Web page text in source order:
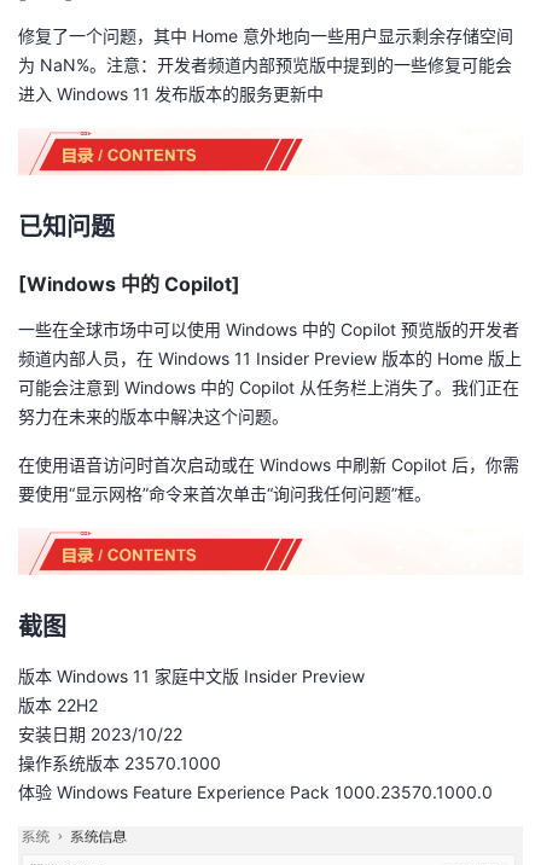
修复了一个问题，其中 Home 意外地向一些用户显示剩余存储空间
为 NaN%。注意：开发者频道内部预览版中提到的一些修复可能会
进入 Windows 11 发布版本的服务更新中
已知问题
[Windows 中的 Copilot]
一些在全球市场中可以使用 Windows 中的 Copilot 预览版的开发者
频道内部人员，在 Windows 11 Insider Preview 版本的 Home 版上
可能会注意到 Windows 中的 Copilot 从任务栏上消失了。我们正在
努力在未来的版本中解决这个问题。
在使用语音访问时首次启动或在 Windows 中刷新 Copilot 后，你需
要使用“显示网格”命令来首次单击“询问我任何问题”框。
截图
版本 Windows 11 家庭中文版 Insider Preview
版本 22H2
安装日期 ‎2023/‎10/‎22
操作系统版本 23570.1000
体验 Windows Feature Experience Pack 1000.23570.1000.0